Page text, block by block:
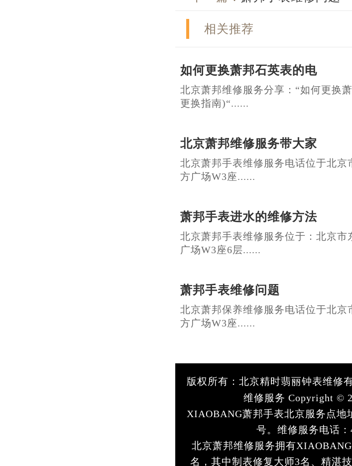
相关推荐
如何更换萧邦石英表的电
北京萧邦维修服务分享：“如何更换
更换指南)“......
北京萧邦维修服务带大家
北京萧邦手表维修服务电话位于北
方广场W3座......
萧邦手表进水的维修方法
北京萧邦手表维修服务位于：北京
广场W3座6层......
萧邦手表维修问题
北京萧邦保养维修服务电话位于北
方广场W3座......
版权所有：北京精时翡丽钟表维修
维修服务 Copyright ©
XIAOBANG萧邦手表北京服务点地
号。维修服务电话：
北京萧邦维修服务拥有
名，其中制表修复大师3名、精湛